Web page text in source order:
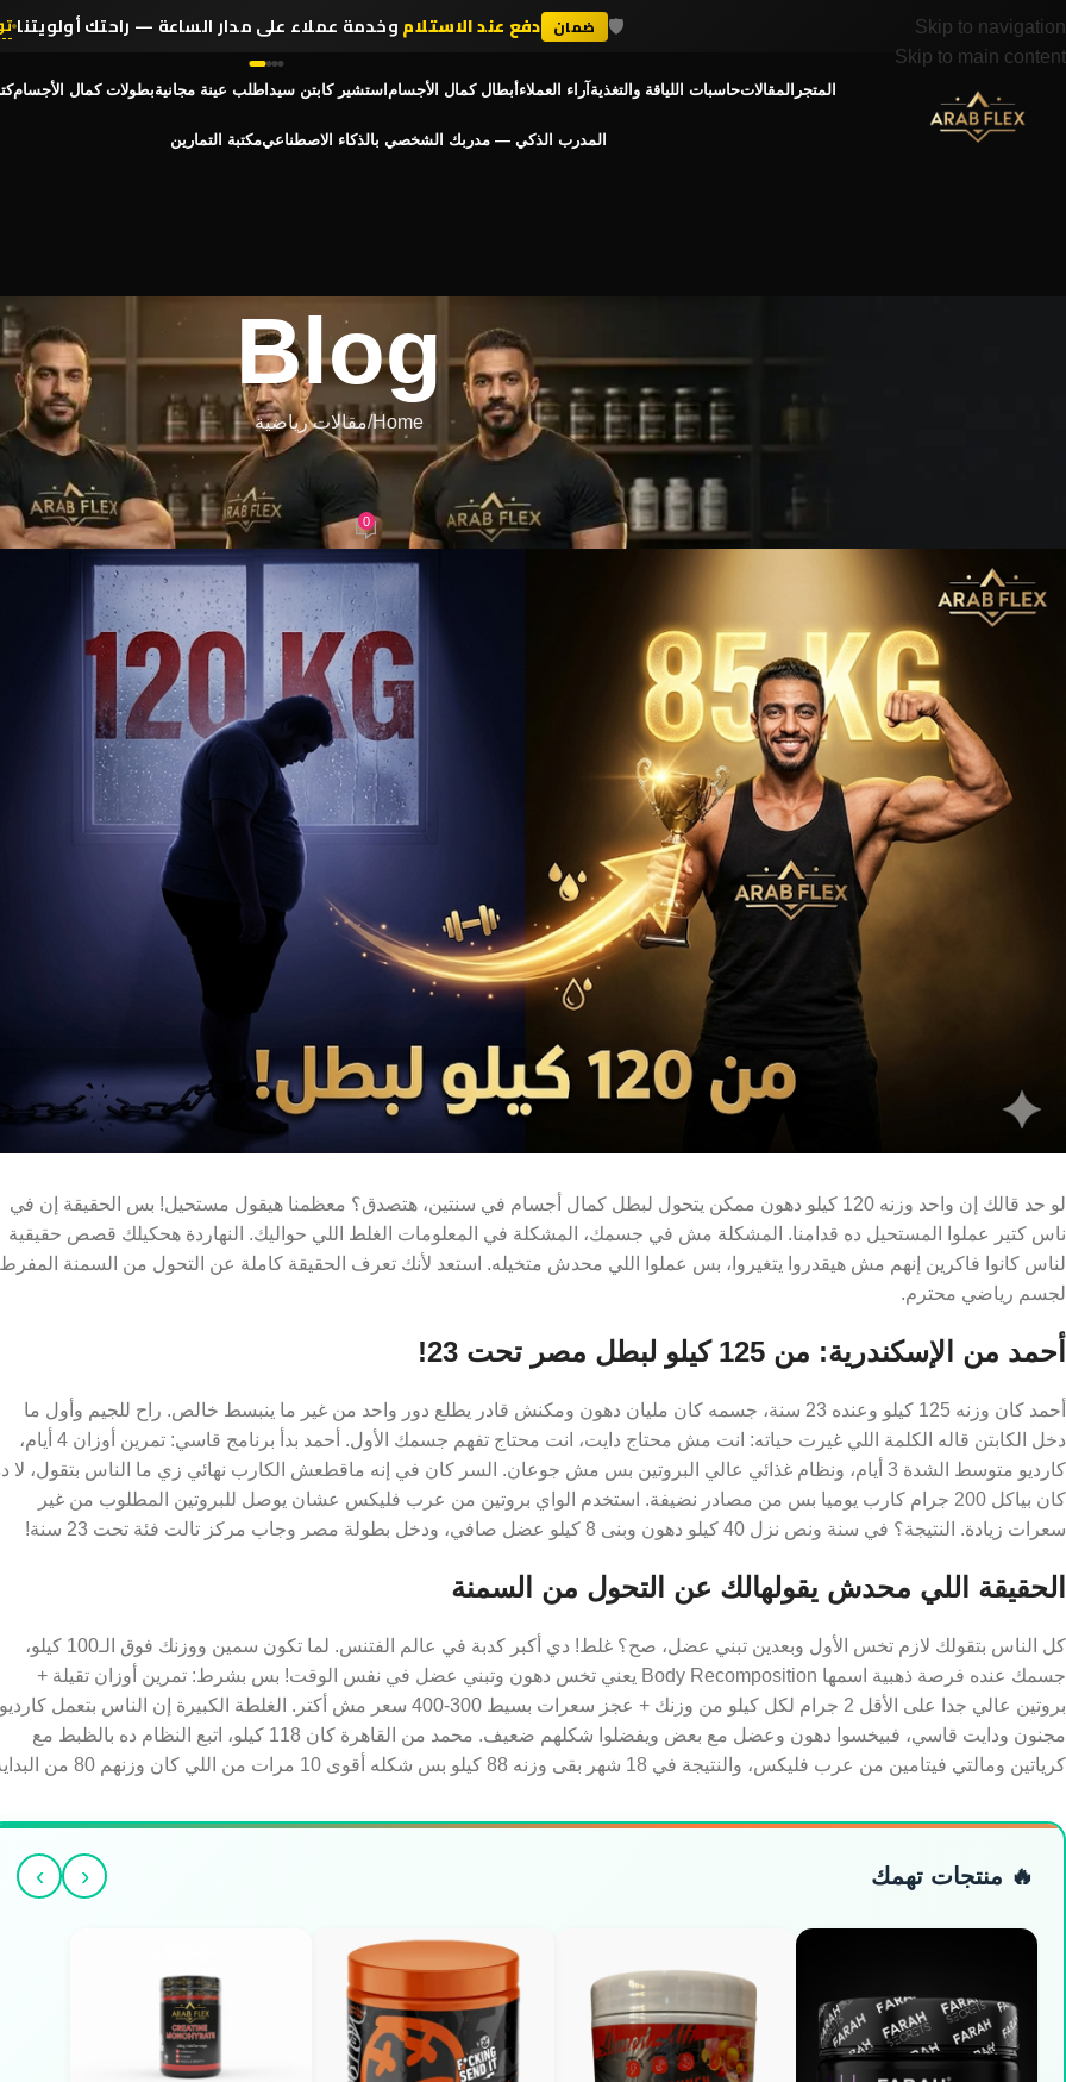
Skip to navigation
Skip to main content
المتجر المقالاتحاسبات اللياقة والتغذيةآراء العملاءأبطال كمال الأجساماستشير كابتن سيداطلب عينة مجانيةبطولات كمال الأجسام
المدرب الذكي — مدربك الشخصي بالذكاء الاصطناعيمكتبة التمارين
Blog
Home مقالات رياضية
مقالات رياضية
Posted by
adminOn فبراير 19, 2026
0
لو حد قالك إن واحد وزنه 120 كيلو دهون ممكن يتحول لبطل كمال أجسام في سنتين، هتصدق؟ معظمنا هيقول مستحيل! بس الحقيقة إن في
ناس كتير عملوا المستحيل ده قدامنا. المشكلة مش في جسمك، المشكلة في المعلومات الغلط اللي حواليك. النهاردة هحكيلك قصص حقيقية
لناس كانوا فاكرين إنهم مش هيقدروا يتغيروا، بس عملوا اللي محدش متخيله. استعد لأنك تعرف الحقيقة كاملة عن التحول من السمنة
لجسم رياضي محترم.
أحمد من الإسكندرية: من 125 كيلو لبطل مصر تحت 23!
أحمد كان وزنه 125 كيلو وعنده 23 سنة، جسمه كان مليان دهون ومكنش قادر يطلع دور واحد من غير ما ينبسط خالص. راح للجيم وأول ما
دخل الكابتن قاله الكلمة اللي غيرت حياته: انت مش محتاج دايت، انت محتاج تفهم جسمك الأول. أحمد بدأ برنامج قاسي: تمرين أوزان 4 أيام،
كارديو متوسط الشدة 3 أيام، ونظام غذائي عالي البروتين بس مش جوعان. السر كان في إنه ماقطعش الكارب نهائي زي ما الناس بتقول، لا
كان بياكل 200 جرام كارب يوميا بس من مصادر نضيفة. استخدم الواي بروتين من عرب فليكس عشان يوصل للبروتين المطلوب من غير
سعرات زيادة. النتيجة؟ في سنة ونص نزل 40 كيلو دهون وبنى 8 كيلو عضل صافي، ودخل بطولة مصر وجاب مركز تالت فئة تحت 23 سنة!
الحقيقة اللي محدش يقولهالك عن التحول من السمنة
كل الناس بتقولك لازم تخس الأول وبعدين تبني عضل، صح؟ غلط! دي أكبر كدبة في عالم الفتنس. لما تكون سمين ووزنك فوق الـ100 كيلو،
جسمك عنده فرصة ذهبية اسمها Body Recomposition يعني تخس دهون وتبني عضل في نفس الوقت! بس بشرط: تمرين أوزان تقيلة +
بروتين عالي جدا على الأقل 2 جرام لكل كيلو من وزنك + عجز سعرات بسيط 300-400 سعر مش أكتر. الغلطة الكبيرة إن الناس بتعمل كارديو
مجنون ودايت قاسي، فبيخسوا دهون وعضل مع بعض ويفضلوا شكلهم ضعيف. محمد من القاهرة كان 118 كيلو، اتبع النظام ده بالظبط مع
كرياتين ومالتي فيتامين من عرب فليكس، والنتيجة في 18 شهر بقى وزنه 88 كيلو بس شكله أقوى 10 مرات من اللي كان وزنهم 80 من البداية!
🔥 منتجات تهمك ‹
›
💪
+ 300K انضم لأكثر من
🛡️ ضمان دفع عند الاستلام وخدمة عملاء على مدار الساعة — راحتك أولويتنا